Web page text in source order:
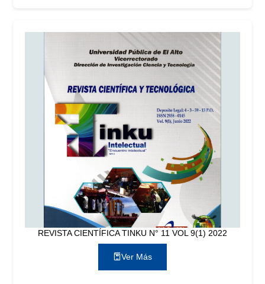
REVISTA CIENTÍFICA TINKU N° 11 VOL 9(1) 2022
Ver Más